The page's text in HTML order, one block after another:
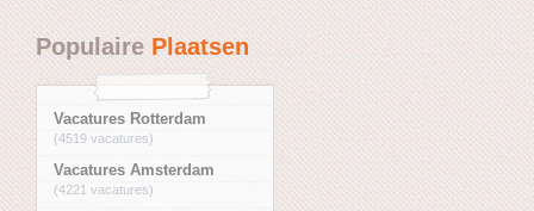
PopulairePlaatsen
Vacatures Rotterdam
(4519 vacatures)
Vacatures Amsterdam
(4221 vacatures)